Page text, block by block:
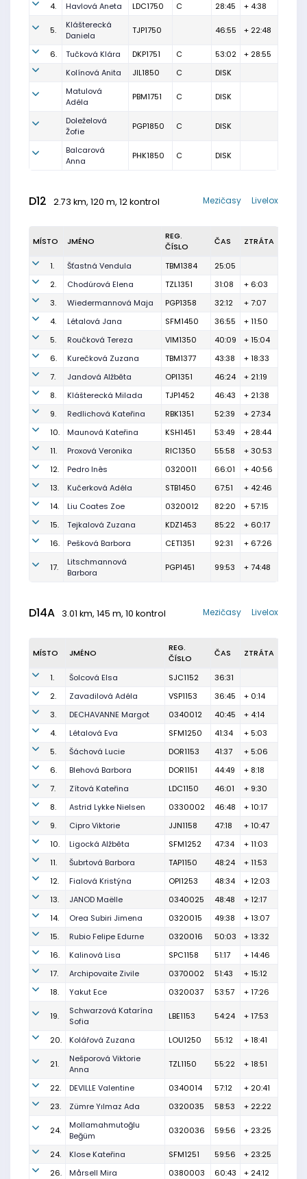
4.
Havlová Aneta LDC1750 C 28:45 + 4:38
5.
Klášterecká
Daniela
TJP1750 46:55 + 22:48
6. Tučková Klára DKP1751 C 53:02
+ 28:55
Kolínová Anita
JIL1850 C
DISK
Matulová
Adéla
PBM1751 C DISK
Doleželová
Žofie
PGP1850 C DISK
Balcarová
Anna
PHK1850 C DISK
D12 2.73 km, 120 m, 12 kontrol Livelox
Mezičasy
MÍSTO JMÉNO
REG.
ČÍSLO
ČAS ZTRÁTA
1. Šťastná Vendula TBM1384
25:05
2.
Chodúrová Elena TZL1351 31:08
+ 6:03
3.
Wiedermannová Maja PGP1358 32:12
+ 7:07
4.
Létalová Jana SFM1450 36:55
+ 11:50
5.
Roučková Tereza VIM1350 40:09
+ 15:04
6.
Kurečková Zuzana TBM1377 43:38
+ 18:33
7.
Jandová Alžběta OPI1351 46:24
+ 21:19
8.
Klášterecká Milada TJP1452 46:43
+ 21:38
9.
Redlichová Kateřina RBK1351 52:39
+ 27:34
10.
Maunová Kateřina KSH1451 53:49
+ 28:44
11.
Proxová Veronika RIC1350 55:58
+ 30:53
12.
Pedro Inês 0320011 66:01
+ 40:56
13.
Kučerková Adéla STB1450 67:51
+ 42:46
14.
Liu Coates Zoe 0320012 82:20
+ 57:15
15.
Tejkalová Zuzana KDZ1453 85:22
+ 60:17
16.
Pešková Barbora CET1351 92:31 + 67:26
17.
Litschmannová
Barbora
PGP1451 99:53 + 74:48
D14A 3.01 km, 145 m, 10 kontrol Livelox
Mezičasy
MÍSTO JMÉNO
REG.
ČÍSLO
ČAS ZTRÁTA
1. Šolcová Elsa SJC1152
36:31
2.
Zavadilová Adéla VSP1153 36:45
+ 0:14
3.
DECHAVANNE Margot 0340012 40:45
+ 4:14
4.
Létalová Eva SFM1250 41:34
+ 5:03
5.
Šáchová Lucie DOR1153 41:37
+ 5:06
6.
Blehová Barbora DOR1151 44:49
+ 8:18
7.
Zítová Kateřina LDC1150 46:01
+ 9:30
8.
Astrid Lykke Nielsen 0330002 46:48
+ 10:17
9.
Cipro Viktorie JJN1158 47:18
+ 10:47
10.
Ligocká Alžběta SFM1252 47:34
+ 11:03
11.
Šubrtová Barbora TAP1150 48:24
+ 11:53
12.
Fialová Kristýna OPI1253 48:34
+ 12:03
13.
JANOD Maëlle 0340025 48:48
+ 12:17
14.
Orea Subiri Jimena 0320015 49:38
+ 13:07
15.
Rubio Felipe Edurne 0320016 50:03
+ 13:32
16.
Kalinová Lisa SPC1158 51:17
+ 14:46
17.
Archipovaite Zivile 0370002 51:43
+ 15:12
18.
Yakut Ece 0320037 53:57 + 17:26
19.
Schwarzová Katarína
Sofia
LBE1153 54:24 + 17:53
20. Kolářová Zuzana LOU1250 55:12 + 18:41
21.
Nešporová Viktorie
Anna
TZL1150 55:22 + 18:51
22. DEVILLE Valentine 0340014 57:12
+ 20:41
23.
Zümre Yılmaz Ada 0320035 58:53 + 22:22
24.
Mollamahmutoğlu
Beğüm
0320036 59:56 + 23:25
24. Klose Kateřina SFM1251 59:56
+ 23:25
26.
Mårsell Mira 0380003 60:43 + 24:12